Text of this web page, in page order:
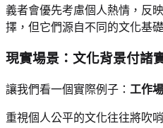
義者會優先考慮個人熱情，反
擇，但它們源自不同的文化基礎
現實場景：文化背景付諸
讓我們看一個實際例子： 工作
重視個人公平的文化往往將吹